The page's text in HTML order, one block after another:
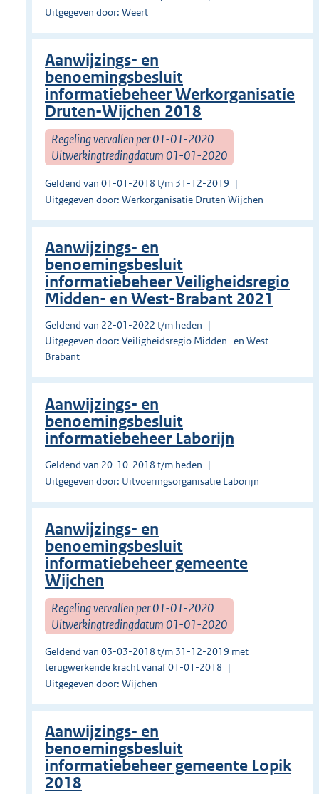
Uitgegeven door: Weert
Aanwijzings- en
benoemingsbesluit
informatiebeheer Werkorganisatie
Druten-Wijchen 2018
Regeling vervallen per 01-01-2020
Uitwerkingtredingdatum 01-01-2020
Geldend van 01-01-2018 t/m 31-12-2019
Uitgegeven door: Werkorganisatie Druten Wijchen
Aanwijzings- en
benoemingsbesluit
informatiebeheer Veiligheidsregio
Midden- en West-Brabant 2021
Geldend van 22-01-2022 t/m heden
Uitgegeven door: Veiligheidsregio Midden- en West-
Brabant
Aanwijzings- en
benoemingsbesluit
informatiebeheer Laborijn
Geldend van 20-10-2018 t/m heden
Uitgegeven door: Uitvoeringsorganisatie Laborijn
Aanwijzings- en
benoemingsbesluit
informatiebeheer gemeente
Wijchen
Regeling vervallen per 01-01-2020
Uitwerkingtredingdatum 01-01-2020
Geldend van 03-03-2018 t/m 31-12-2019 met
terugwerkende kracht vanaf 01-01-2018
Uitgegeven door: Wijchen
Aanwijzings- en
benoemingsbesluit
informatiebeheer gemeente Lopik
2018